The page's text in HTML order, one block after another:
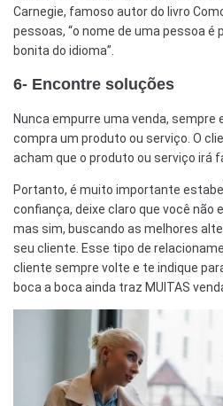
Carnegie, famoso autor do livro
pessoas, “o nome de uma pessoa é
bonita do idioma”.
6- Encontre soluções
Nunca empurre uma venda,
compra um produto ou serviço. O
acham que o produto ou serviço irá
Portanto, é muito importante
confiança, deixe claro que você não
mas sim, buscando as melhores
seu cliente. Esse tipo de
cliente sempre volte e te indique
boca a boca ainda traz MUITAS